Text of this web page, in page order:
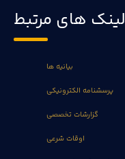
لینک های مرتبط
بیانیه ها
پرسشنامه الکترونیکی
گزارشات تخصصی
اوقات شرعی